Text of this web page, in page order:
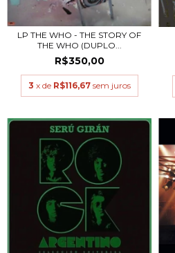
LP THE WHO - THE STORY OF
THE WHO (DUPLO...
R$350,00
3 x de R$116,67 sem juros